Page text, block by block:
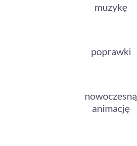
muzykę
poprawki
nowoczesną
animację